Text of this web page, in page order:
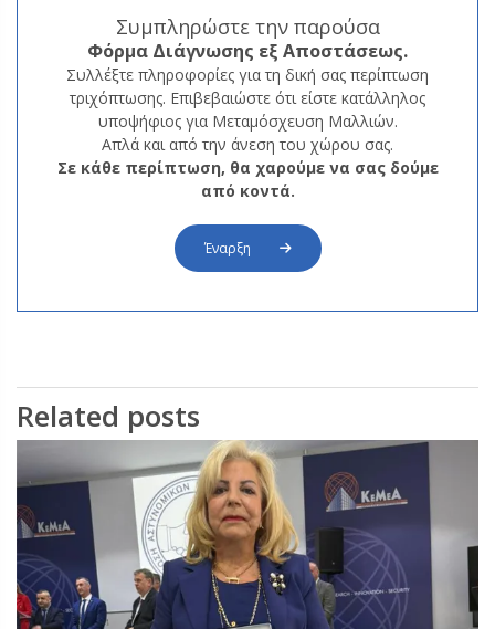
Συμπληρώστε την παρούσα
Φόρμα Διάγνωσης εξ Αποστάσεως.
Συλλέξτε πληροφορίες για τη δική σας περίπτωση
τριχόπτωσης. Επιβεβαιώστε ότι είστε κατάλληλος
υποψήφιος για Μεταμόσχευση Μαλλιών.
Απλά και από την άνεση του χώρου σας.
Σε κάθε περίπτωση, θα χαρούμε να σας δούμε
από κοντά.
Έναρξη
Related posts